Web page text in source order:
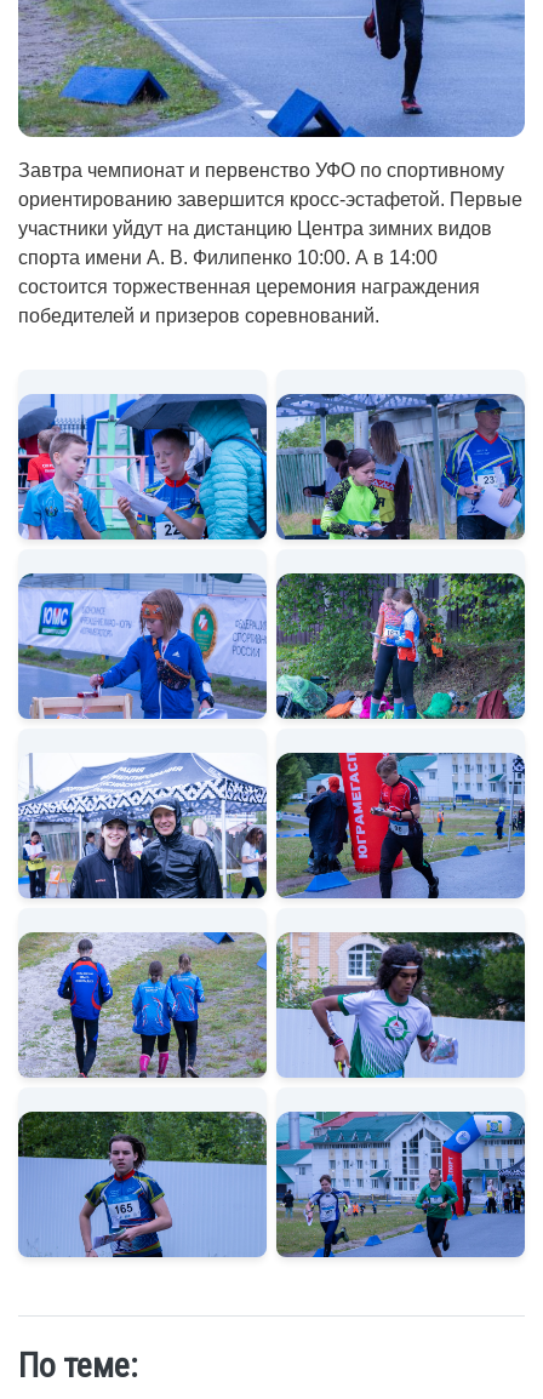
Завтра чемпионат и первенство УФО по спортивному
ориентированию завершится кросс-эстафетой. Первые
участники уйдут на дистанцию Центра зимних видов
спорта имени А. В. Филипенко 10:00. А в 14:00
состоится торжественная церемония награждения
победителей и призеров соревнований.
По теме: